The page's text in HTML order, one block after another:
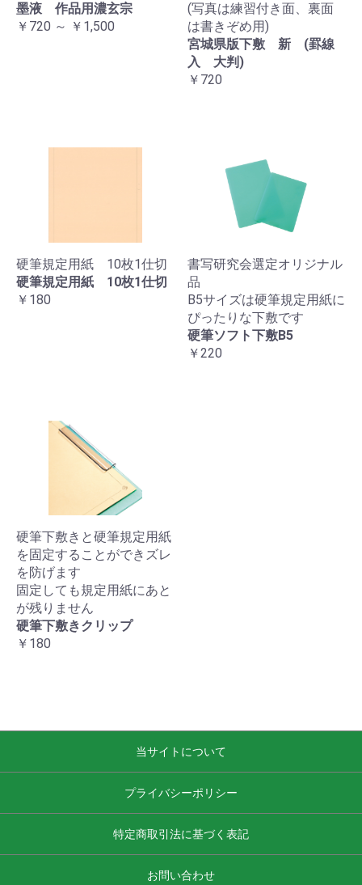
墨液 作品用濃玄宗
￥720 ～ ￥1,500
(写真は練習付き面、裏面
は書きぞめ用)
宮城県版下敷 新 (罫線
入 大判)
￥720
硬筆規定用紙 10枚1仕切
硬筆規定用紙 10枚1仕切
￥180
書写研究会選定オリジナル
品
B5サイズは硬筆規定用紙に
ぴったりな下敷です
硬筆ソフト下敷B5
￥220
硬筆下敷きと硬筆規定用紙
を固定することができズレ
を防げます
固定しても規定用紙にあと
が残りません
硬筆下敷きクリップ
￥180
当サイトについて
プライバシーポリシー
特定商取引法に基づく表記
お問い合わせ